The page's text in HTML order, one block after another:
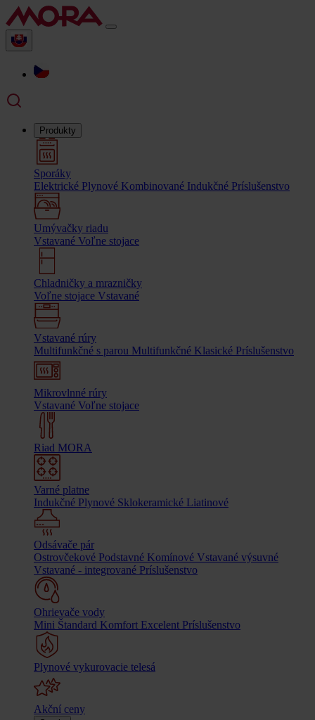
Produkty
Sporáky
Elektrické Plynové Kombinované Indukčné Príslušenstvo
Umývačky riadu
Vstavané Voľne stojace
Chladničky a mrazničky
Voľne stojace Vstavané
Vstavané rúry
Multifunkčné s parou Multifunkčné Klasické Príslušenstvo
Mikrovlnné rúry
Vstavané Voľne stojace
Riad MORA
Varné platne
Indukčné Plynové Sklokeramické Liatinové
Odsávače pár
Ostrovčekové Podstavné Komínové Vstavané výsuvné
Vstavané - integrované Príslušenstvo
Ohrievače vody
Mini Štandard Komfort Excelent Príslušenstvo
Plynové vykurovacie telesá
Akční ceny